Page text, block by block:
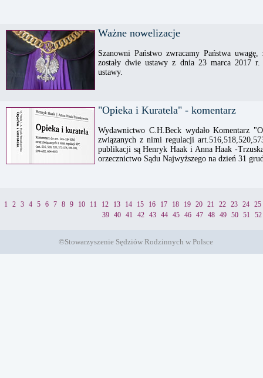
Ważne nowelizacje
Szanowni Państwo zwracamy Państwa
zostały dwie ustawy z dnia 23 marca 2017
ustawy.
"Opieka i Kuratela" - komentarz
Wydawnictwo C.H.Beck wydało Komentarz
związanych z nimi regulacji
publikacji są Henryk Haak i Anna Haak -
orzecznictwo Sądu Najwyższego na dzień 31
1 2 3 4 5 6 7 8 9 10 11 12 13 14 15 16 17 18 19 20 21 22 23 24
25
39
40 41 42 43 44 45 46 47 48 49 50 51 52
©Stowarzyszenie Sędziów Rodzinnych w Polsce